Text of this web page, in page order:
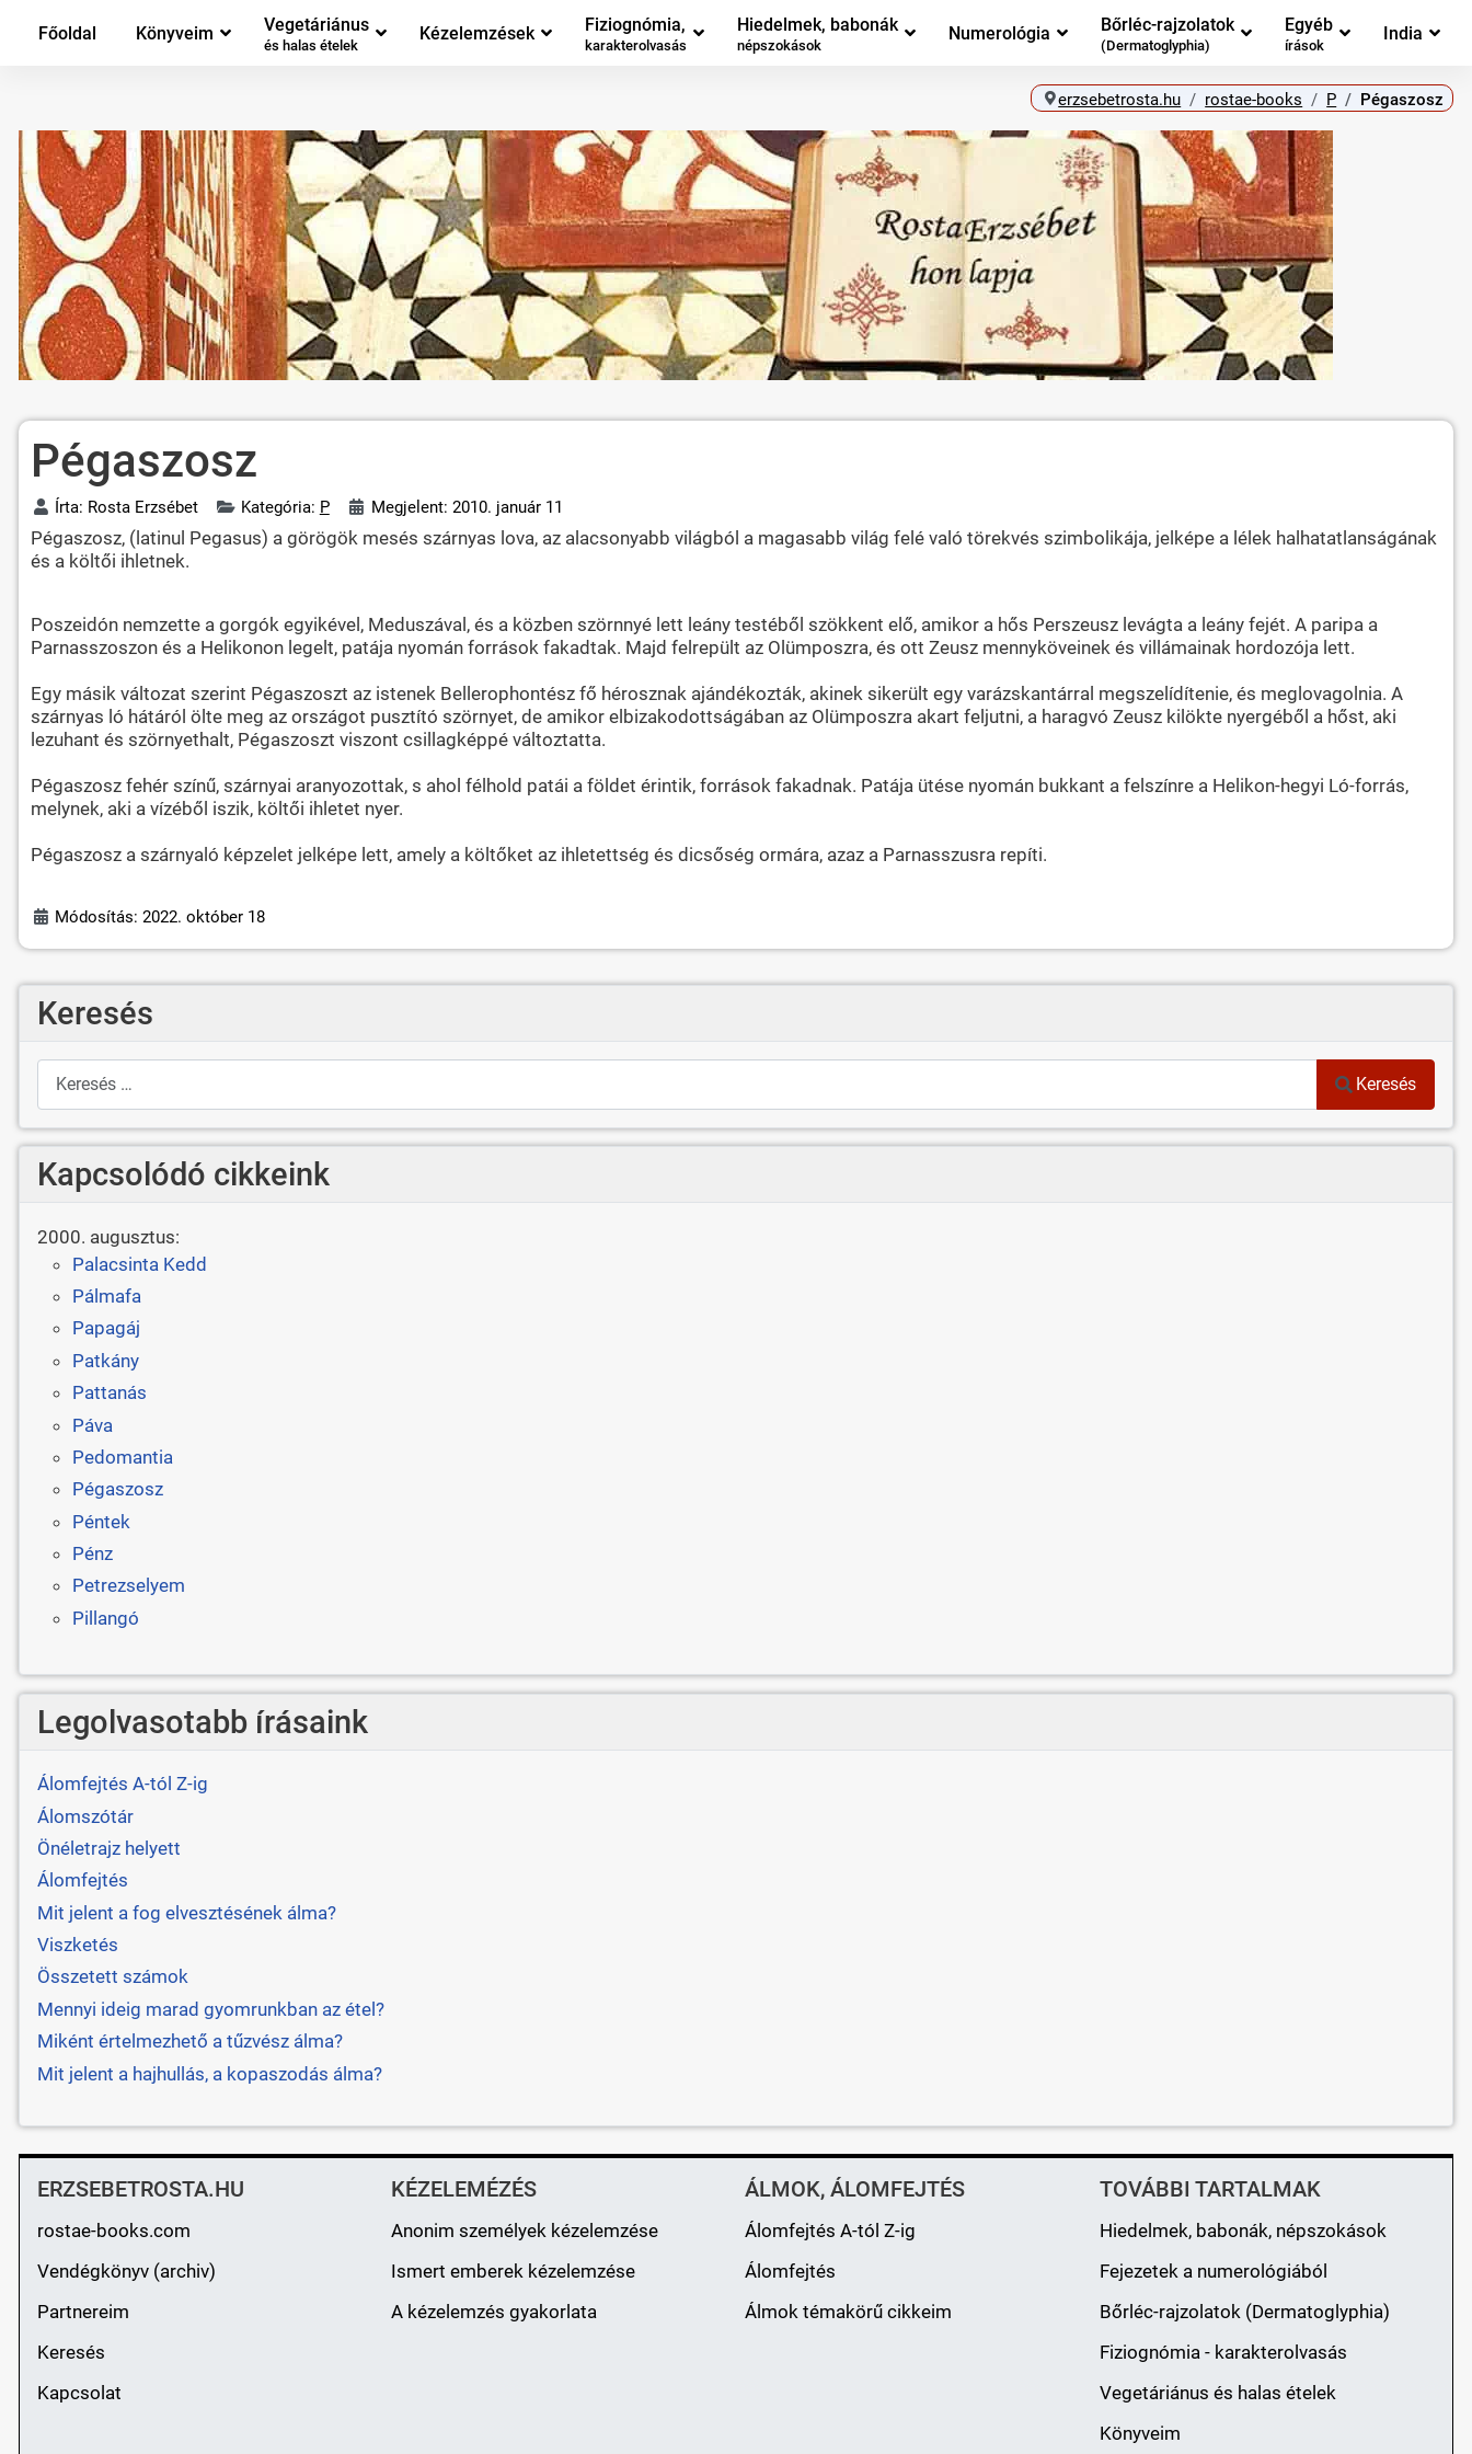
Főoldal Könyveim Vegetáriánus
és halas ételek
Kézelemzések Fiziognómia,
karakterolvasás
Hiedelmek, babonák
népszokások
Numerológia Bőrléc-rajzolatok
(Dermatoglyphia)
Egyéb
írások
India
erzsebetrosta.hu rostae-books P Pégaszosz
Pégaszosz
Írta: Rosta Erzsébet Kategória: P Megjelent: 2010. január 11
Pégaszosz, (latinul Pegasus) a görögök mesés szárnyas lova, az alacsonyabb világból a magasabb világ felé való törekvés szimbolikája, jelképe a lélek halhatatlanságának
és a költői ihletnek.
Poszeidón nemzette a gorgók egyikével, Meduszával, és a közben szörnnyé lett leány testéből szökkent elő, amikor a hős Perszeusz levágta a leány fejét. A paripa a
Parnasszoszon és a Helikonon legelt, patája nyomán források fakadtak. Majd felrepült az Olümposzra, és ott Zeusz mennyköveinek és villámainak hordozója lett.
Egy másik változat szerint Pégaszoszt az istenek Bellerophontész fő hérosznak ajándékozták, akinek sikerült egy varázskantárral megszelídítenie, és meglovagolnia. A
szárnyas ló hátáról ölte meg az országot pusztító szörnyet, de amikor elbizakodottságában az Olümposzra akart feljutni, a haragvó Zeusz kilökte nyergéből a hőst, aki
lezuhant és szörnyethalt, Pégaszoszt viszont csillagképpé változtatta.
Pégaszosz fehér színű, szárnyai aranyozottak, s ahol félhold patái a földet érintik, források fakadnak. Patája ütése nyomán bukkant a felszínre a Helikon-hegyi Ló-forrás,
melynek, aki a vízéből iszik, költői ihletet nyer.
Pégaszosz a szárnyaló képzelet jelképe lett, amely a költőket az ihletettség és dicsőség ormára, azaz a Parnasszusra repíti.
Módosítás: 2022. október 18
Keresés
Keresés
Keresés
Kapcsolódó cikkeink
2000. augusztus:
Palacsinta Kedd
Pálmafa
Papagáj
Patkány
Pattanás
Páva
Pedomantia
Pégaszosz
Péntek
Pénz
Petrezselyem
Pillangó
Legolvasotabb írásaink
Álomfejtés A-tól Z-ig
Álomszótár
Önéletrajz helyett
Álomfejtés
Mit jelent a fog elvesztésének álma?
Viszketés
Összetett számok
Mennyi ideig marad gyomrunkban az étel?
Miként értelmezhető a tűzvész álma?
Mit jelent a hajhullás, a kopaszodás álma?
ERZSEBETROSTA.HU
rostae-books.com
Vendégkönyv (archiv)
Partnereim
Keresés
Kapcsolat
KÉZELEMÉZÉS
Anonim személyek kézelemzése
Ismert emberek kézelemzése
A kézelemzés gyakorlata
ÁLMOK, ÁLOMFEJTÉS
Álomfejtés A-tól Z-ig
Álomfejtés
Álmok témakörű cikkeim
TOVÁBBI TARTALMAK
Hiedelmek, babonák, népszokások
Fejezetek a numerológiából
Bőrléc-rajzolatok (Dermatoglyphia)
Fiziognómia - karakterolvasás
Vegetáriánus és halas ételek
Könyveim